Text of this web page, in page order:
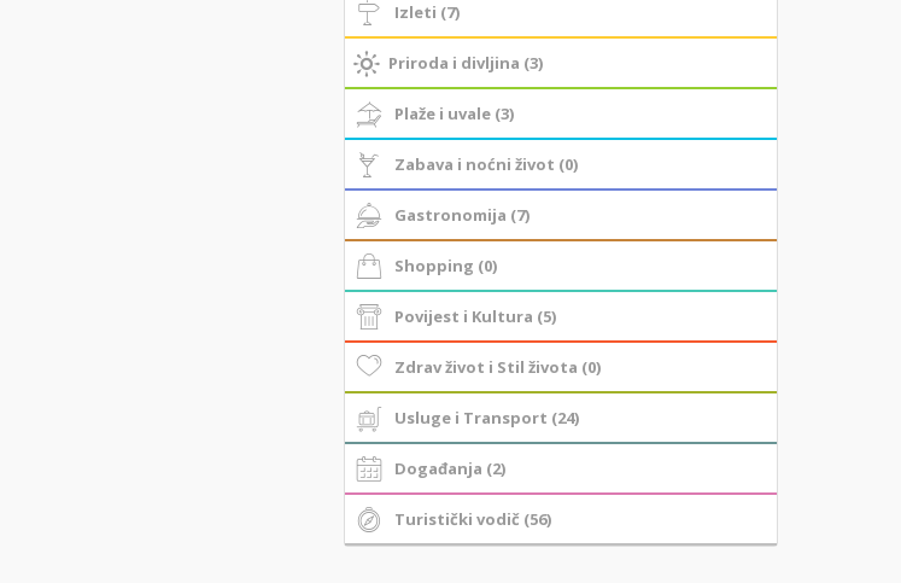
Izleti (7)
Priroda i divljina (3)
Plaže i uvale (3)
Zabava i noćni život (0)
Gastronomija (7)
Shopping (0)
Povijest i Kultura (5)
Zdrav život i Stil života (0)
Usluge i Transport (24)
Događanja (2)
Turistički vodič (56)